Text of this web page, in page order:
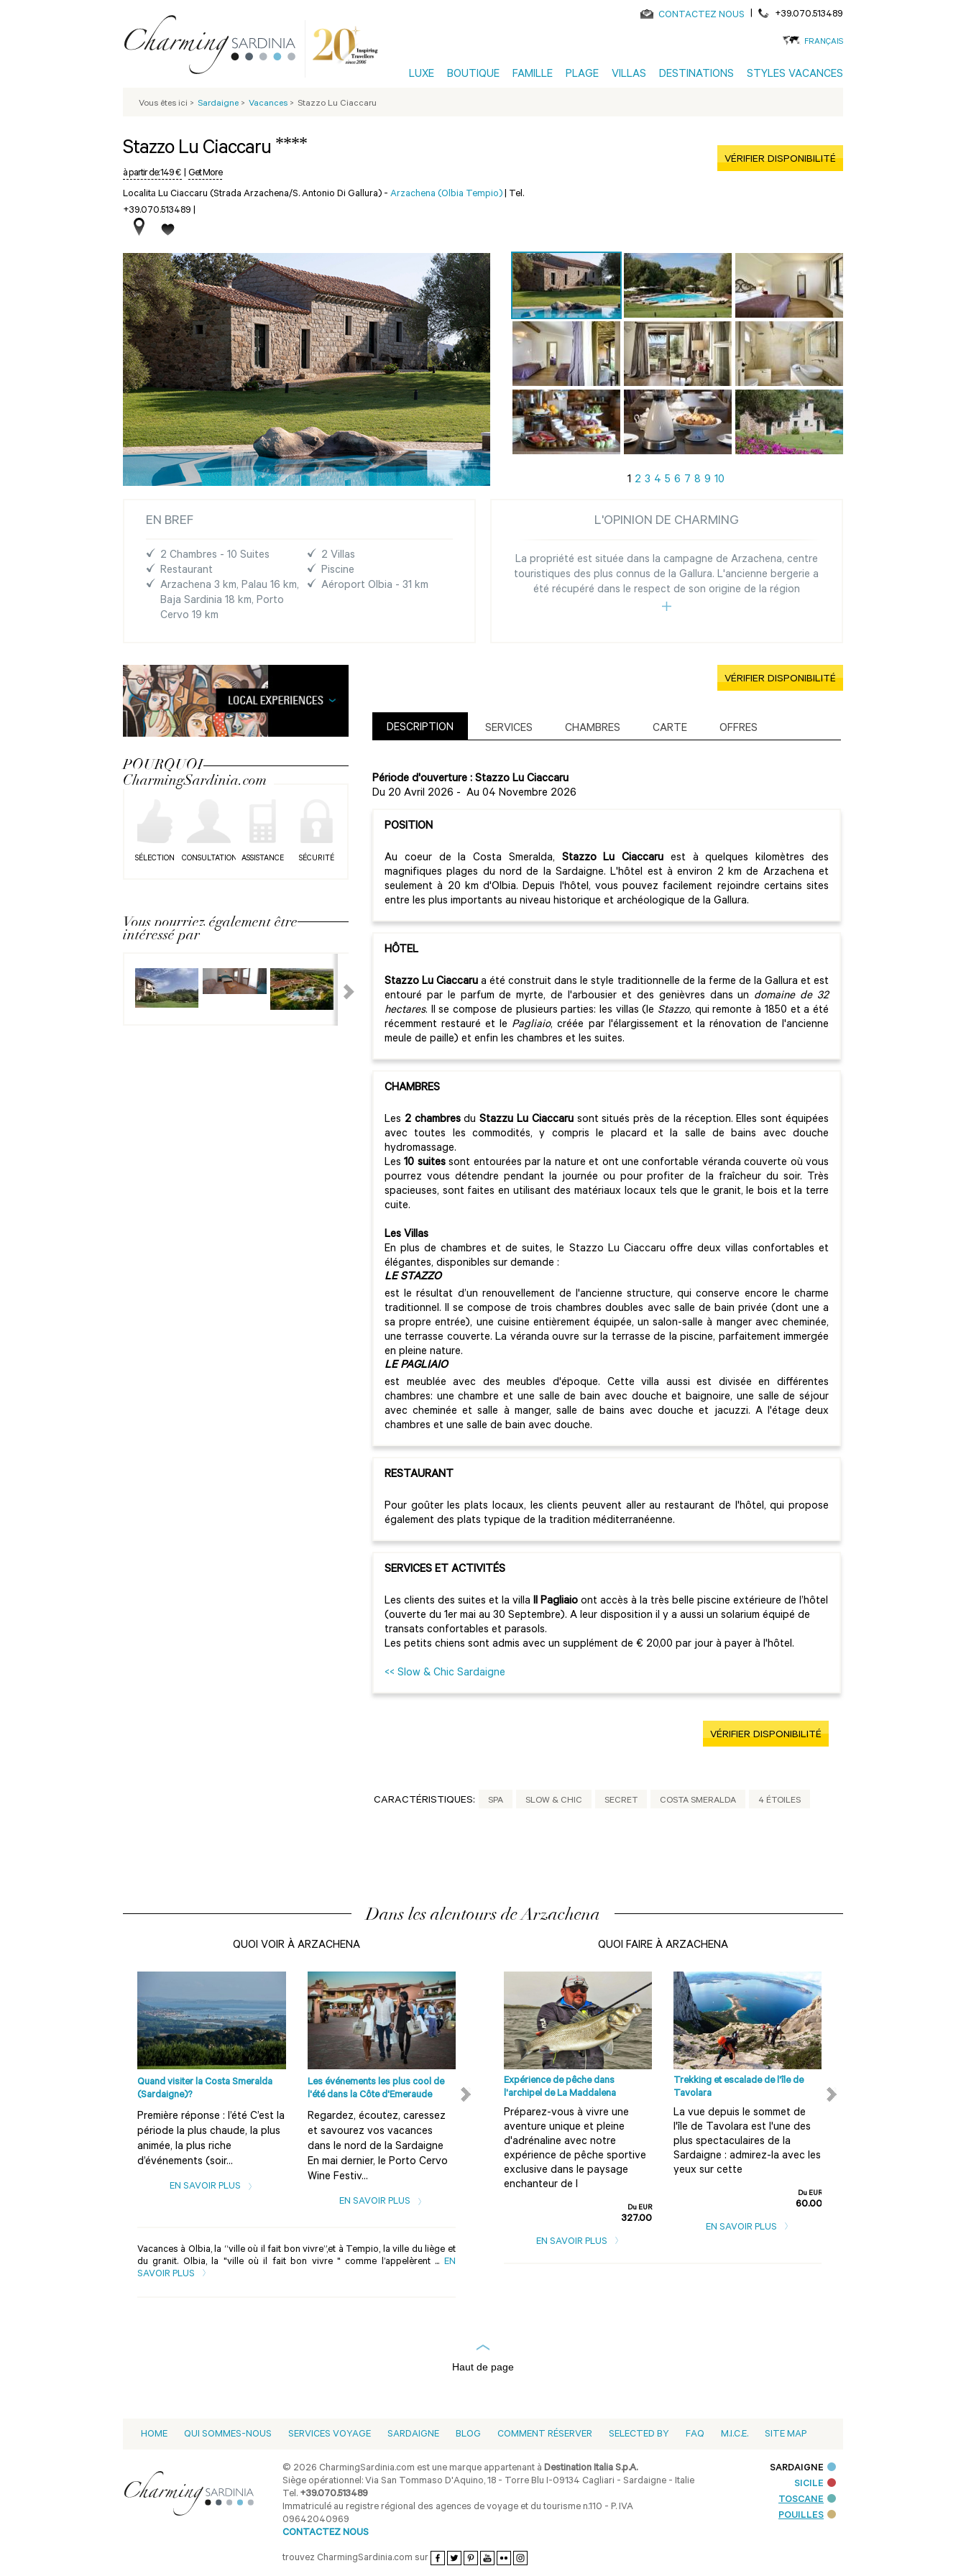
CONTACTEZ NOUS | +39.070.513489
FRANÇAIS
LUXE BOUTIQUE FAMILLE PLAGE VILLAS DESTINATIONS STYLES VACANCES
Vous êtes ici > Sardaigne > Vacances > Stazzo Lu Ciaccaru
Stazzo Lu Ciaccaru ****
à partir de:149 € | Get More
Localitа Lu Ciaccaru (Strada Arzachena/S. Antonio Di Gallura) - Arzachena (Olbia Tempio) | Tel.
+39.070.513489 |
VÉRIFIER DISPONIBILITÉ
1 2 3 4 5 6 7 8 9 10
EN BREF
2 Chambres - 10 Suites
2 Villas
Restaurant
Piscine
Arzachena 3 km, Palau 16 km,
Baja Sardinia 18 km, Porto
Cervo 19 km
Aéroport Olbia - 31 km
L'OPINION DE CHARMING
La propriété est située dans la campagne de Arzachena, centre
touristiques des plus connus de la Gallura. L'ancienne bergerie a
été récupéré dans le respect de son origine de la région
POURQUOI
CharmingSardinia.com
SÉLECTION CONSULTATION ASSISTANCE SÉCURITÉ
Vous pourriez également être
intéressé par
VÉRIFIER DISPONIBILITÉ
DESCRIPTION SERVICES CHAMBRES CARTE OFFRES
Période d'ouverture : Stazzo Lu Ciaccaru
Du 20 Avril 2026 - Au 04 Novembre 2026
POSITION
Au coeur de la Costa Smeralda, Stazzo Lu Ciaccaru est à quelques kilomètres des
magnifiques plages du nord de la Sardaigne. L'hôtel est à environ 2 km de Arzachena et
seulement à 20 km d'Olbia. Depuis l'hôtel, vous pouvez facilement rejoindre certains sites
entre les plus importants au niveau historique et archéologique de la Gallura.
HÔTEL
Stazzo Lu Ciaccaru a été construit dans le style traditionnelle de la ferme de la Gallura et est
entouré par le parfum de myrte, de l'arbousier et des genièvres dans un domaine de 32
hectares. Il se compose de plusieurs parties: les villas (le Stazzo, qui remonte à 1850 et a été
récemment restauré et le Pagliaio, créée par l'élargissement et la rénovation de l'ancienne
meule de paille) et enfin les chambres et les suites.
CHAMBRES
Les 2 chambresduStazzu Lu Ciaccarusont situés près de la réception. Elles sont équipées
avec toutes les commodités, y compris le placard et la salle de bains avec douche
hydromassage.
Les10 suitessont entourées par la nature et ont une confortable véranda couverte où vous
pourrez vous détendre pendant la journée ou pour profiter de la fraîcheur du soir. Très
spacieuses, sont faites en utilisant des matériaux locaux tels que le granit, le bois et la terre
cuite.
Les Villas
En plus de chambres et de suites, le Stazzo Lu Ciaccaru offre deux villas confortables et
élégantes, disponibles sur demande :
LE STAZZO
est le résultat d’un renouvellement de l'ancienne structure, qui conserve encore le charme
traditionnel. Il se compose de trois chambres doubles avec salle de bain privée (dont une a
sa propre entrée), une cuisine entièrement équipée, un salon-salle à manger avec cheminée,
une terrasse couverte. La véranda ouvre sur la terrasse de la piscine, parfaitement immergée
en pleine nature.
LE PAGLIAIO
est meublée avec des meubles d'époque. Cette villa aussi est divisée en différentes
chambres: une chambre et une salle de bain avec douche et baignoire, une salle de séjour
avec cheminée et salle à manger, salle de bains avec douche et jacuzzi. A l'étage deux
chambres et une salle de bain avec douche.
RESTAURANT
Pour goûter les plats locaux, les clients peuvent aller au restaurant de l'hôtel, qui propose
également des plats typique de la tradition méditerranéenne.
SERVICES ET ACTIVITÉS
Les clients des suites et la villa Il Pagliaio ont accès à la très belle piscine extérieure de l’hôtel
(ouverte du 1er mai au 30 Septembre). A leur disposition il y a aussi un solarium équipé de
transats confortables et parasols.
Les petits chiens sont admis avec un supplément de € 20,00 par jour à payer à l'hôtel.
<< Slow & Chic Sardaigne
VÉRIFIER DISPONIBILITÉ
CARACTÉRISTIQUES: SPA SLOW & CHIC SECRET COSTA SMERALDA 4 ÉTOILES
Dans les alentours de Arzachena
QUOI VOIR À ARZACHENA
Quand visiter la Costa Smeralda
(Sardaigne)?
Première réponse : l’été C’est la
période la plus chaude, la plus
animée, la plus riche
d’événements (soir...
EN SAVOIR PLUS
Les événements les plus cool de
l'été dans la Côte d'Emeraude
Regardez, écoutez, caressez
et savourez vos vacances
dans le nord de la Sardaigne
En mai dernier, le Porto Cervo
Wine Festiv...
EN SAVOIR PLUS
Plages à Olbia, Costa Smeralda et
ses environs
Que faire et que voir en
Sardaigne? 50 pages de
suggestions et d’informations
utiles sur la destination.
Téléchargez...
Sites Olbia-Tempio
San PantaleoAvec son
tourisme balnéaire, la
principale source de revenus
de ce petit village vient de sa
production d’o...
EN SAVOIR PLUS
Vacances à Olbia, la “ville où il fait bon vivre”,et à Tempio, la ville du liège et
du granit. Olbia, la "ville où il fait bon vivre " comme l’appelèrent ... EN
SAVOIR PLUS
QUOI FAIRE À ARZACHENA
Expérience de pêche dans
l'archipel de La Maddalena
Préparez-vous à vivre une
aventure unique et pleine
d'adrénaline avec notre
expérience de pêche sportive
exclusive dans le paysage
enchanteur de l
Du EUR
327.00
EN SAVOIR PLUS
Trekking et escalade de l'île de
Tavolara
La vue depuis le sommet de
l'île de Tavolara est l'une des
plus spectaculaires de la
Sardaigne : admirez-la avec les
yeux sur cette
Du EUR
60.00
EN SAVOIR PLUS
Haut de page
HOME QUI SOMMES-NOUS SERVICES VOYAGE SARDAIGNE BLOG COMMENT RÉSERVER SELECTED BY FAQ M.I.C.E. SITE MAP
© 2026 CharmingSardinia.com est une marque appartenant àDestination Italia S.p.A.
Siège opérationnel: Via San Tommaso D'Aquino, 18 - Torre Blu I-09134 Cagliari - Sardaigne - Italie
Tel. +39.070.513489
Immatriculé au registre régional des agences de voyage et du tourisme n.110 - P. IVA
09642040969
CONTACTEZ NOUS
trouvez CharmingSardinia.com sur
SARDAIGNE
SICILE
TOSCANE
POUILLES